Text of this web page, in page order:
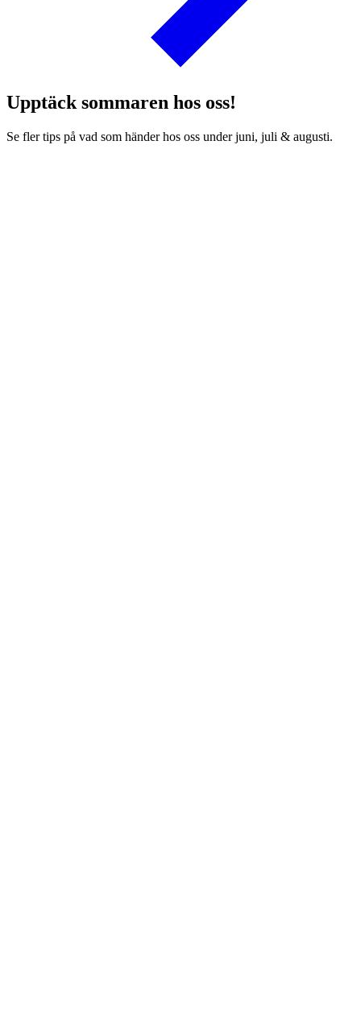
Upptäck sommaren hos oss!
Se fler tips på vad som händer hos oss under juni, juli & augusti.